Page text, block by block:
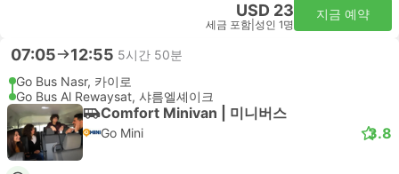
USD 23
세금 포함 성인 1명
지금 예약
07:05 12:55 5시간 50분
Go Bus Nasr, 카이로
Go Bus Al Rewaysat, 샤름엘셰이크
Comfort Minivan | 미니버스
Go Mini 3.8